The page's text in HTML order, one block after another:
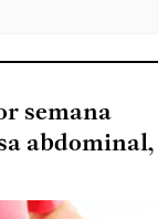
semana
abdominal,